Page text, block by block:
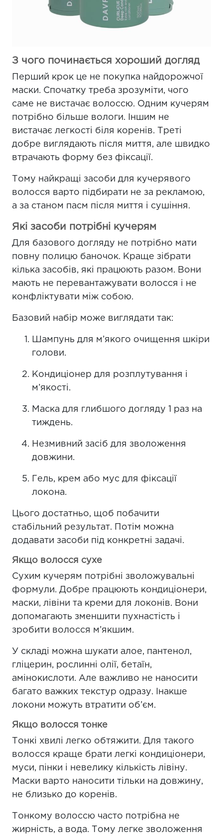
З чого починається хороший догляд
Перший крок це не покупка найдорожчої
маски. Спочатку треба зрозуміти, чого
саме не вистачає волоссю. Одним кучерям
потрібно більше вологи. Іншим не
вистачає легкості біля коренів. Треті
добре виглядають після миття, але швидко
втрачають форму без фіксації.
Тому найкращі засоби для кучерявого
волосся варто підбирати не за рекламою,
а за станом пасм після миття і сушіння.
Які засоби потрібні кучерям
Для базового догляду не потрібно мати
повну полицю баночок. Краще зібрати
кілька засобів, які працюють разом. Вони
мають не перевантажувати волосся і не
конфліктувати між собою.
Базовий набір може виглядати так:
Шампунь для м’якого очищення шкіри
голови.
Кондиціонер для розплутування і
м’якості.
Маска для глибшого догляду 1 раз на
тиждень.
Незмивний засіб для зволоження
довжини.
Гель, крем або мус для фіксації
локона.
Цього достатньо, щоб побачити
стабільний результат. Потім можна
додавати засоби під конкретні задачі.
Якщо волосся сухе
Сухим кучерям потрібні зволожувальні
формули. Добре працюють кондиціонери,
маски, лівіни та креми для локонів. Вони
допомагають зменшити пухнастість і
зробити волосся м’якшим.
У складі можна шукати алое, пантенол,
гліцерин, рослинні олії, бетаїн,
амінокислоти. Але важливо не наносити
багато важких текстур одразу. Інакше
локони можуть втратити об’єм.
Якщо волосся тонке
Тонкі хвилі легко обтяжити. Для такого
волосся краще брати легкі кондиціонери,
муси, пінки і невелику кількість лівіну.
Маски варто наносити тільки на довжину,
не близько до коренів.
Тонкому волоссю часто потрібна не
жирність, а вода. Тому легке зволоження